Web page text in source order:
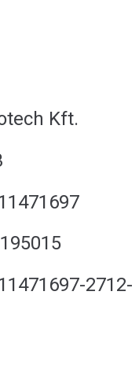
Kft.
2712-